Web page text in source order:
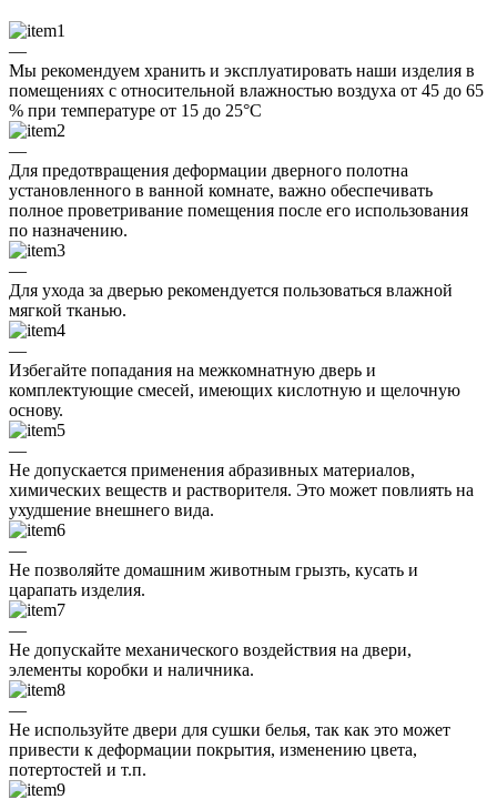
—
Мы рекомендуем хранить и эксплуатировать наши изделия в
помещениях с относительной влажностью воздуха от 45 до 65
% при температуре от 15 до 25°C
—
Для предотвращения деформации дверного полотна
установленного в ванной комнате, важно обеспечивать
полное проветривание помещения после его использования
по назначению.
—
Для ухода за дверью рекомендуется пользоваться влажной
мягкой тканью.
—
Избегайте попадания на межкомнатную дверь и
комплектующие смесей, имеющих кислотную и щелочную
основу.
—
Не допускается применения абразивных материалов,
химических веществ и растворителя. Это может повлиять на
ухудшение внешнего вида.
—
Не позволяйте домашним животным грызть, кусать и
царапать изделия.
—
Не допускайте механического воздействия на двери,
элементы коробки и наличника.
—
Не используйте двери для сушки белья, так как это может
привести к деформации покрытия, изменению цвета,
потертостей и т.п.